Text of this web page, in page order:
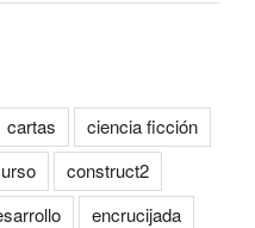
cartas
ciencia ficción
construct2
encrucijada